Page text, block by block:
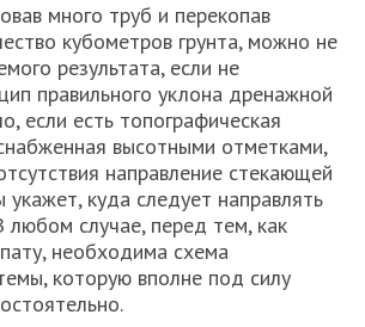
много труб и перекопав
кубометров грунта, можно не
результата, если не
правильного уклона дренажной
если есть топографическая
высотными отметками,
направление стекающей
куда следует направлять
любом случае, перед тем, как
необходима схема
которую вполне под силу